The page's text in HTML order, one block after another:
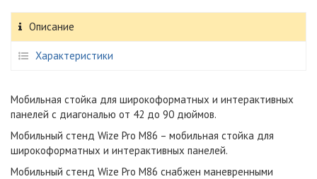
Описание
Характеристики
Мобильная стойка для широкоформатных и интерактивных
панелей с диагональю от 42 до 90 дюймов.
Мобильный стенд Wize Pro M86 – мобильная стойка для
широкоформатных и интерактивных панелей.
Мобильный стенд Wize Pro M86 снабжен маневренными